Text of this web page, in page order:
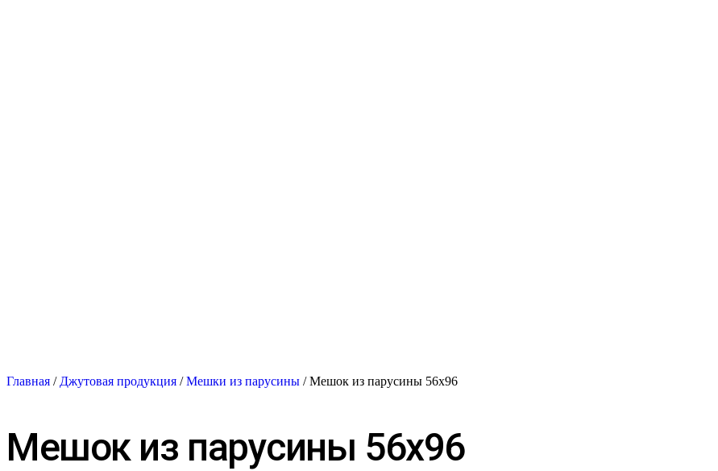
Главная / Джутовая продукция /Мешки из парусины / Мешок из парусины 56х96
Мешок из парусины 56х96